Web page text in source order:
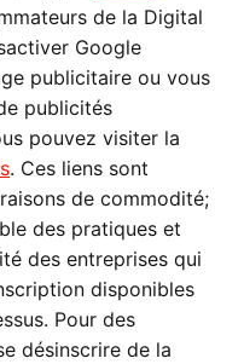
de la Digital
Google
publicitaire ou vous
publicités
pouvez visiter la
. Ces liens sont
de commodité;
des pratiques et
des entreprises qui
disponibles
Pour des
désinscrire de la